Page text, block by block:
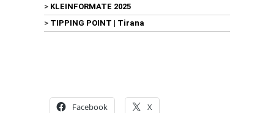
> KLEINFORMATE 2025
> TIPPING POINT | Tirana
Facebook X